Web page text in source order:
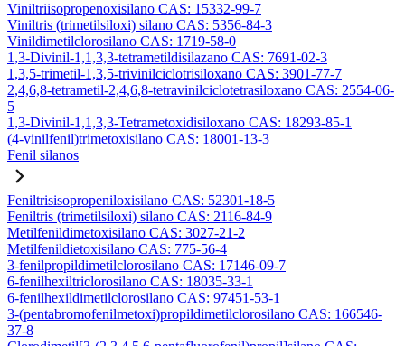
Viniltriisopropenoxisilano CAS: 15332-99-7
Viniltris (trimetilsiloxi) silano CAS: 5356-84-3
Vinildimetilclorosilano CAS: 1719-58-0
1,3-Divinil-1,1,3,3-tetrametildisilazano CAS: 7691-02-3
1,3,5-trimetil-1,3,5-trivinilciclotrisiloxano CAS: 3901-77-7
2,4,6,8-tetrametil-2,4,6,8-tetravinilciclotetrasiloxano CAS: 2554-06-
5
1,3-Divinil-1,1,3,3-Tetrametoxidisiloxano CAS: 18293-85-1
(4-vinilfenil)trimetoxisilano CAS: 18001-13-3
Fenil silanos
Feniltrisisopropeniloxisilano CAS: 52301-18-5
Feniltris (trimetilsiloxi) silano CAS: 2116-84-9
Metilfenildimetoxisilano CAS: 3027-21-2
Metilfenildietoxisilano CAS: 775-56-4
3-fenilpropildimetilclorosilano CAS: 17146-09-7
6-fenilhexiltriclorosilano CAS: 18035-33-1
6-fenilhexildimetilclorosilano CAS: 97451-53-1
3-(pentabromofenilmetoxi)propildimetilclorosilano CAS: 166546-
37-8